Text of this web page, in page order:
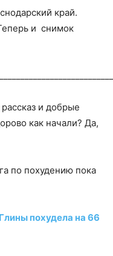
край.
и снимок
и добрые
как начали? Да,
по похудению пока
похудела на 66